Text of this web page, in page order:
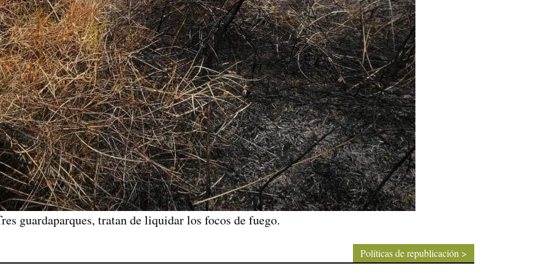
guardaparques, tratan de liquidar los focos de fuego.
Políticas de republicación >